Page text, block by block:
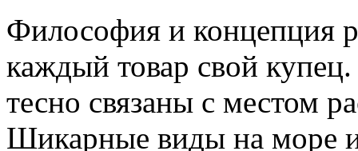
Философия и концепция
каждый товар свой
тесно связаны с местом
Шикарные виды на море